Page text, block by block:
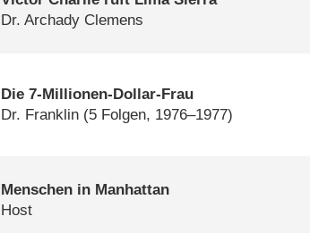
Dr. Archady Clemens
Die 7-Millionen-Dollar-Frau
Dr. Franklin (5 Folgen, 1976–1977)
Menschen in Manhattan
Host